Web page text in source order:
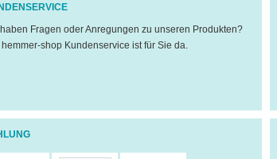
Fragen oder Anregungen zu unseren Produkten?
hemmer-shop Kundenservice ist für Sie da.